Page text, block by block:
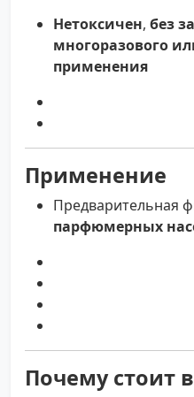
Нетоксичен, без
многоразового
применения
Применение
Предварительная
парфюмерных
Почему стоит